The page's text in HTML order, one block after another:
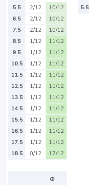
5.5
2/12
10/12
6.5
2/12
10/12
7.5
2/12
10/12
8.5
1/12
11/12
9.5
1/12
11/12
10.5
1/12
11/12
11.5
1/12
11/12
12.5
1/12
11/12
13.5
1/12
11/12
14.5
1/12
11/12
15.5
1/12
11/12
16.5
1/12
11/12
17.5
1/12
11/12
18.5
0/12 12/12
5.5
Ф